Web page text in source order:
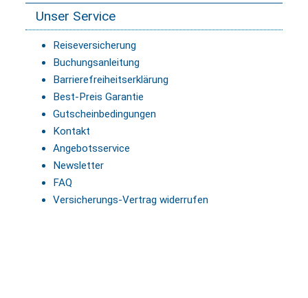
Unser Service
Reiseversicherung
Buchungsanleitung
Barrierefreiheitserklärung
Best-Preis Garantie
Gutscheinbedingungen
Kontakt
Angebotsservice
Newsletter
FAQ
Versicherungs-Vertrag widerrufen